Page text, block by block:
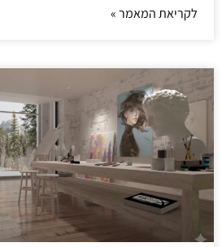
לקריאת המאמר »